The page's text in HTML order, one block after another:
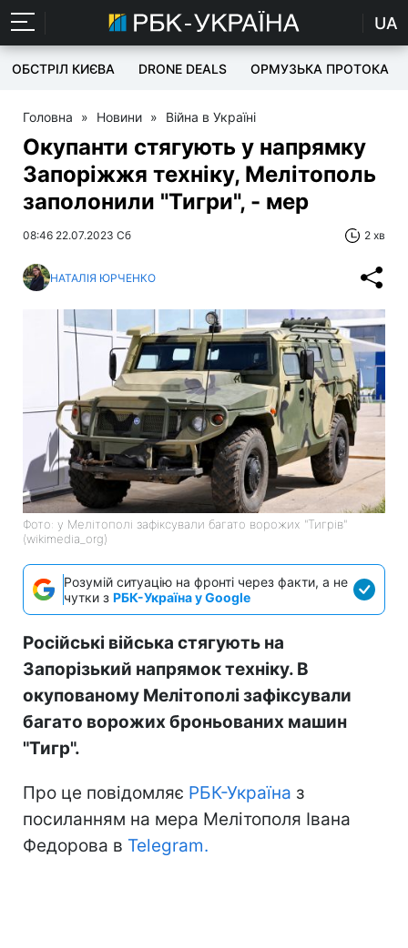
UA
ОБСТРІЛ КИЄВА DRONE DEALS ОРМУЗЬКА ПРОТОКА
Головна » Новини » Війна в Україні
Окупанти стягують у напрямку
Запоріжжя техніку, Мелітополь
заполонили "Тигри", - мер
08:46 22.07.2023 Сб 2 хв
НАТАЛІЯ ЮРЧЕНКО
Фото: у Мелітополі зафіксували багато ворожих "Тигрів"
(wikimedia_org)
Розумій ситуацію на фронті через факти, а не
чутки з РБК-Україна у Google
Російські війська стягують на
Запорізький напрямок техніку. В
окупованому Мелітополі зафіксували
багато ворожих броньованих машин
"Тигр".
Про це повідомляє РБК-Україна з
посиланням на мера Мелітополя Івана
Федорова в Telegram.